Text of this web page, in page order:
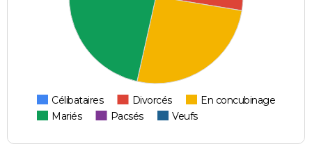
Célibataires Divorcés
En concubinage
Mariés
Pacsés Veufs